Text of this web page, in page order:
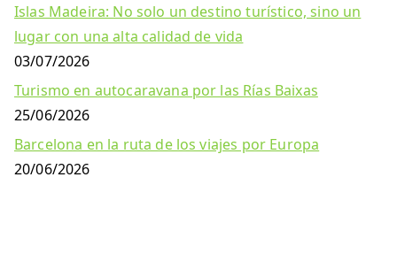
Islas Madeira: No solo un destino turístico, sino un
lugar con una alta calidad de vida
03/07/2026
Turismo en autocaravana por las Rías Baixas
25/06/2026
Barcelona en la ruta de los viajes por Europa
20/06/2026